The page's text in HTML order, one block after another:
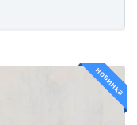
новинка